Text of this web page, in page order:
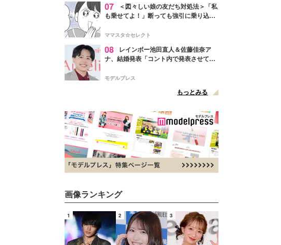
07
＜図々しい娘の友だち対処法＞「私
も乗せてよ！」断っても強引に乗り込ん
ママスタ☆セレクト
08
レインボー池田直人＆佐藤佳奈ア
ナ、結婚発表「コント内で発表させてい
点変更のため
モデルプレス
もっとみる
画像ランキング
1 2 3